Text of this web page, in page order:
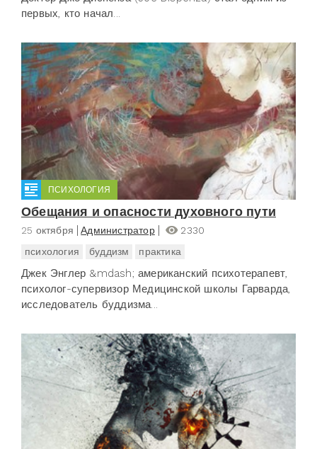
первых, кто начал...
ПСИХОЛОГИЯ
Обещания и опасности духовного пути
25 октября Администратор
2330
психология
буддизм практика
Джек Энглер &mdash; американский психотерапевт,
психолог-супервизор Медицинской школы Гарварда,
исследователь буддизма...